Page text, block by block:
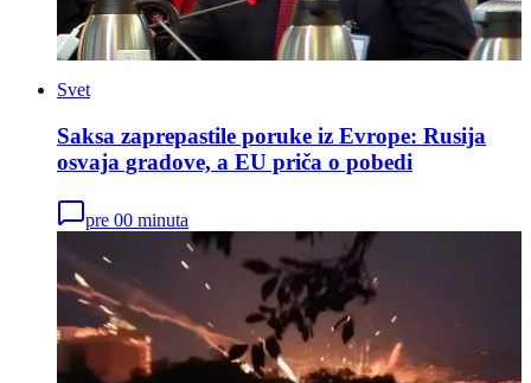
Svet
Saksa zaprepastile poruke iz Evrope: Rusija
osvaja gradove, a EU priča o pobedi
pre 00 minuta